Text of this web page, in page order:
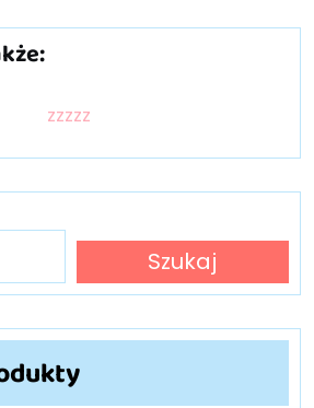
zzzzz
Szukaj